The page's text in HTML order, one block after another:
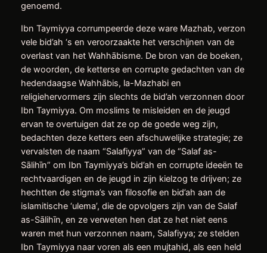
genoemd.
Ibn Taymiyya corrumpeerde deze ware Mazhab, verzon
vele bid’ah ‘s en veroorzaakte het verschijnen van de
overlast van het Wahhābisme. De bron van de boeken,
de woorden, de ketterse en corrupte gedachten van de
hedendaagse Wahhābis, la-Mazhabi en
religiehervormers zijn slechts de bid’ah verzonnen door
Ibn Taymiyya. Om moslims te misleiden en de jeugd
ervan te overtuigen dat ze op de goede weg zijn,
bedachten deze ketters een afschuwelijke strategie; ze
vervalsten de naam “Salafiyya” van de “Salaf as-
Sālihīn” om Ibn Taymiyya’s bid’ah en corrupte ideeën te
rechtvaardigen en de jeugd in zijn kielzog te drijven; ze
hechtten de stigma’s van filosofie en bid’ah aan de
islamitische ‘ulema’, die de opvolgers zijn van de Salaf
as-Sālihīn, en ze verweten hen dat ze het niet eens
waren met hun verzonnen naam, Salafiyya; ze stelden
Ibn Taymiyya naar voren als een mujtahid, als een held